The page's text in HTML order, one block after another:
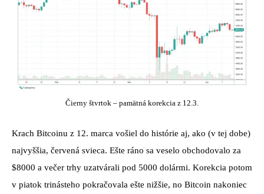
Čierny štvrtok – pamätná korekcia z 12.3.
Krach Bitcoinu z 12. marca vošiel do histórie aj, ako (v tej dobe)
najvyššia, červená svieca. Ešte ráno sa veselo obchodovalo za
$8000 a večer trhy uzatvárali pod 5000 dolármi. Korekcia potom
v piatok trinásteho pokračovala ešte nižšie, no Bitcoin nakoniec